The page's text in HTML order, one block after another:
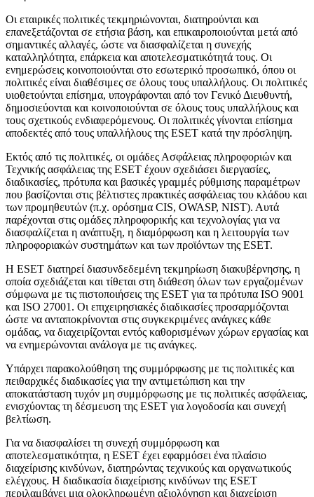
Οι εταιρικές πολιτικές τεκμηριώνονται, διατηρούνται και
επανεξετάζονται σε ετήσια βάση, και επικαιροποιούνται μετά από
σημαντικές αλλαγές, ώστε να διασφαλίζεται η συνεχής
καταλληλότητα, επάρκεια και αποτελεσματικότητά τους. Οι
ενημερώσεις κοινοποιούνται στο εσωτερικό προσωπικό, όπου οι
πολιτικές είναι διαθέσιμες σε όλους τους υπαλλήλους. Οι πολιτικές
υιοθετούνται επίσημα, υπογράφονται από τον Γενικό Διευθυντή,
δημοσιεύονται και κοινοποιούνται σε όλους τους υπαλλήλους και
τους σχετικούς ενδιαφερόμενους. Οι πολιτικές γίνονται επίσημα
αποδεκτές από τους υπαλλήλους της ESET κατά την πρόσληψη.
Εκτός από τις πολιτικές, οι ομάδες Ασφάλειας πληροφοριών και
Τεχνικής ασφάλειας της ESET έχουν σχεδιάσει διεργασίες,
διαδικασίες, πρότυπα και βασικές γραμμές ρύθμισης παραμέτρων
που βασίζονται στις βέλτιστες πρακτικές ασφάλειας του κλάδου και
των προμηθευτών (π.χ. ορόσημα CIS, OWASP, NIST). Αυτά
παρέχονται στις ομάδες πληροφορικής και τεχνολογίας για να
διασφαλίζεται η ανάπτυξη, η διαμόρφωση και η λειτουργία των
πληροφοριακών συστημάτων και των προϊόντων της ESET.
Η ESET διατηρεί διασυνδεδεμένη τεκμηρίωση διακυβέρνησης, η
οποία σχεδιάζεται και τίθεται στη διάθεση όλων των εργαζομένων
σύμφωνα με τις πιστοποιήσεις της ESET για τα πρότυπα ISO 9001
και ISO 27001. Οι επιχειρησιακές διαδικασίες προσαρμόζονται
ώστε να ανταποκρίνονται στις συγκεκριμένες ανάγκες κάθε
ομάδας, να διαχειρίζονται εντός καθορισμένων χώρων εργασίας και
να ενημερώνονται ανάλογα με τις ανάγκες.
Υπάρχει παρακολούθηση της συμμόρφωσης με τις πολιτικές και
πειθαρχικές διαδικασίες για την αντιμετώπιση και την
αποκατάσταση τυχόν μη συμμόρφωσης με τις πολιτικές ασφάλειας,
ενισχύοντας τη δέσμευση της ESET για λογοδοσία και συνεχή
βελτίωση.
Για να διασφαλίσει τη συνεχή συμμόρφωση και
αποτελεσματικότητα, η ESET έχει εφαρμόσει ένα πλαίσιο
διαχείρισης κινδύνων, διατηρώντας τεχνικούς και οργανωτικούς
ελέγχους. Η διαδικασία διαχείρισης κινδύνων της ESET
περιλαμβάνει μια ολοκληρωμένη αξιολόγηση και διαχείριση